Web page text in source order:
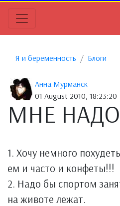
Я и беременность Блоги
Анна Мурманск
01 August 2010, 18:23:20
МНЕ
1. Хочу немного
ем и часто и конфеты!!!
2. Надо бы спортом
на животе лежат.